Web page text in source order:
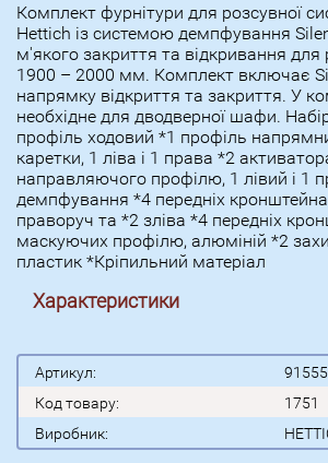
Комплект фурнітури для розсувної
Hettich із системою демпфування
м'якого закриття та відкривання
1900 – 2000 мм. Комплект включає
напрямку відкриття та закриття. У
необхідне для дводверної шафи.
профіль ходовий *1 профіль
каретки, 1 ліва і 1 права *2
направляючого профілю, 1 лівий і 1
демпфування *4 передніх
праворуч та *2 зліва *4 передніх
маскуючих профілю, алюміній *2
пластик *Кріпильний матеріал
Характеристики
Артикул:
Код товару:
1751
Виробник: